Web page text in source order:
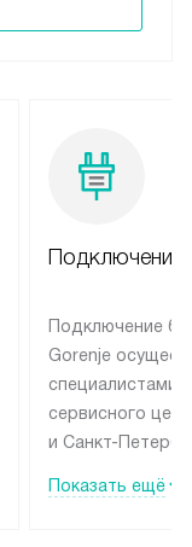
Подключение
Подключение
Gorenje
специалистами
сервисного
и Санкт-
подключается
Показать ещё